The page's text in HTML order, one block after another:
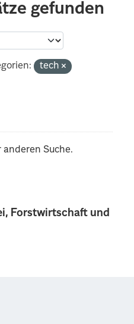
Forstwirtschaft und
gefunden
tech
anderen Suche.